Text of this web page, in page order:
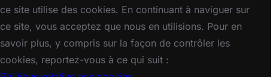
ce site utilise des cookies. En continuant à naviguer sur
ce site, vous acceptez que nous en utilisions. Pour en
savoir plus, y compris sur la façon de contrôler les
cookies, reportez-vous à ce qui suit :